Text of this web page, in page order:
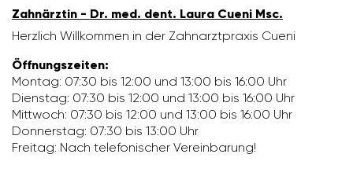
Zahn­ärztin - Dr. med. dent. Laura Cueni Msc.
Herz­lich Will­kommen in der Zahn­arzt­praxis Cueni
Öffnungs­zeiten:
Montag: 07:30 bis 12:00 und 13:00 bis 16:00 Uhr
Dienstag: 07:30 bis 12:00 und 13:00 bis 16:00 Uhr
Mitt­woch: 07:30 bis 12:00 und 13:00 bis 16:00 Uhr
Donnerstag: 07:30 bis 13:00 Uhr
Freitag: Nach tele­fo­ni­scher Verein­ba­rung!